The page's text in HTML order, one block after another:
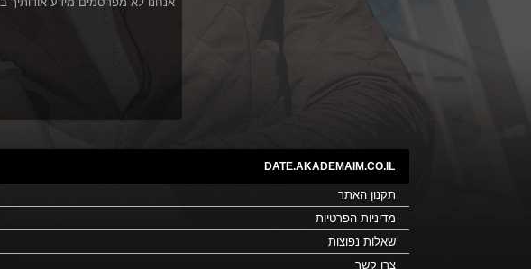
DATE.AKADEMAIM.CO.IL
תקנון האתר
מדיניות הפרטיות
שאלות נפוצות
צרו קשר